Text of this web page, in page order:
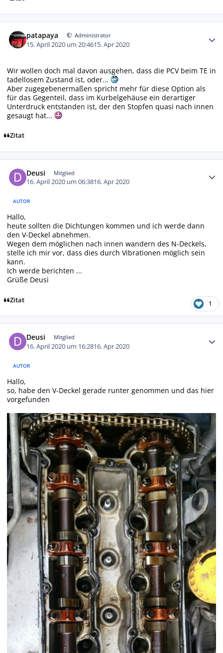
patapaya Administrator
15. April 2020 um 20:4615. Apr 2020
Wir wollen doch mal davon ausgehen, dass die PCV beim TE in
tadellosem Zustand ist, oder...
Aber zugegebenermaßen spricht mehr für diese Option als
für das Gegenteil, dass im Kurbelgehäuse ein derartiger
Unterdruck entstanden ist, der den Stopfen quasi nach innen
gesaugt hat...
Zitat
Deusi Mitglied
16. April 2020 um 06:3816. Apr 2020
AUTOR
Hallo,
heute sollten die Dichtungen kommen und ich werde dann
den V-Deckel abnehmen.
Wegen dem möglichen nach innen wandern des N-Deckels,
stelle ich mir vor, dass dies durch Vibrationen möglich sein
kann.
Ich werde berichten ...
Grüße Deusi
Zitat 1
Deusi Mitglied
16. April 2020 um 16:2816. Apr 2020
AUTOR
Hallo,
so, habe den V-Deckel gerade runter genommen und das hier
vorgefunden